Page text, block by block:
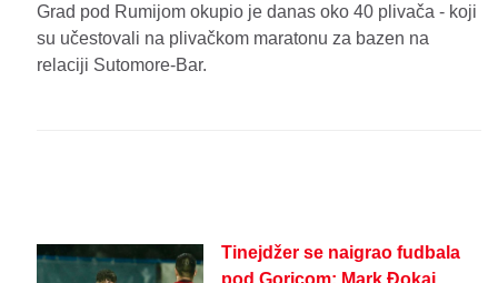
Grad pod Rumijom okupio je danas oko 40 plivača - koji
su učestovali na plivačkom maratonu za bazen na
relaciji Sutomore-Bar.
Tinejdžer se naigrao fudbala
pod Goricom: Mark Đokaj